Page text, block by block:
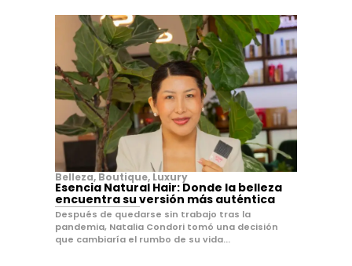
Belleza, Boutique, Luxury
Esencia Natural Hair: Donde la belleza
encuentra su versión más auténtica
Después de quedarse sin trabajo tras la
pandemia, Natalia Condori tomó una decisión
que cambiaría el rumbo de su vida...